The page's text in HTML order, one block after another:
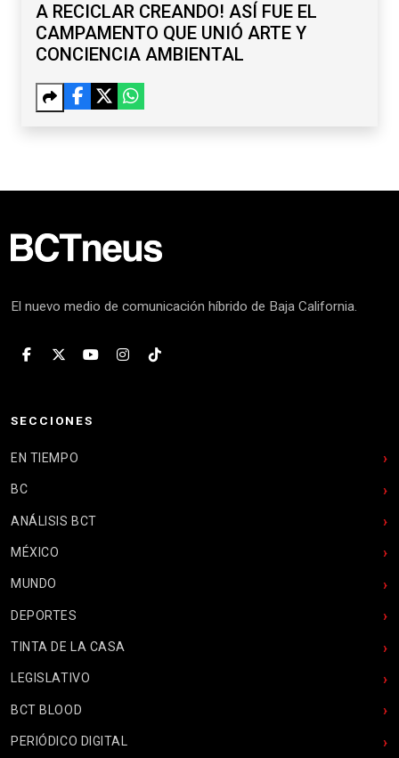
A RECICLAR CREANDO! ASÍ FUE EL
CAMPAMENTO QUE UNIÓ ARTE Y
CONCIENCIA AMBIENTAL
El nuevo medio de comunicación híbrido de Baja California.
SECCIONES
EN TIEMPO
BC
ANÁLISIS BCT
MÉXICO
MUNDO
DEPORTES
TINTA DE LA CASA
LEGISLATIVO
BCT BLOOD
PERIÓDICO DIGITAL